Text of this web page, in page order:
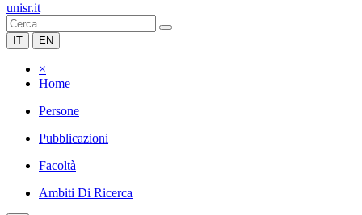
unisr.it
IT EN
×
Home
Persone
Pubblicazioni
Facoltà
Ambiti Di Ricerca